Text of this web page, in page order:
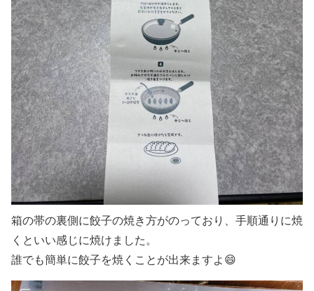
箱の帯の裏側に餃子の焼き方がのっており、手順通りに焼
くといい感じに焼けました。
誰でも簡単に餃子を焼くことが出来ますよ😄